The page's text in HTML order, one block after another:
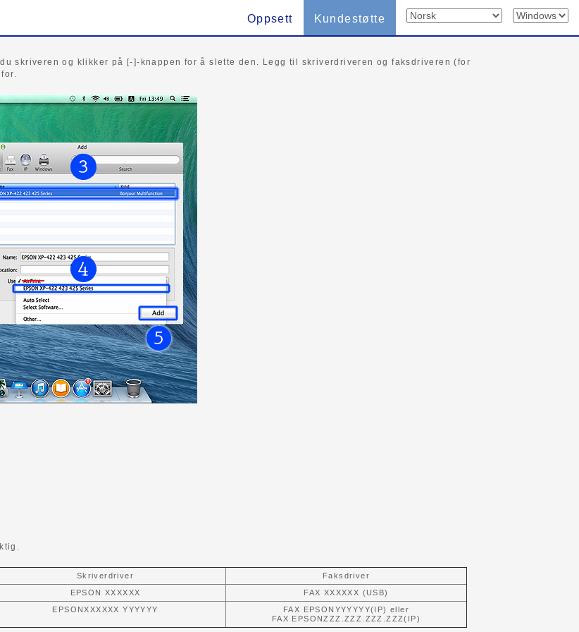
Oppsett Kundestøtte
skriveren og klikker på [-]-knappen for å slette den. Legg til skriverdriveren og faksdriveren (for
Skriverdriver
Faksdriver
EPSON XXXXXX
FAX XXXXXX (USB)
EPSONXXXXXX YYYYYY
FAX EPSONYYYYYY(IP) eller
FAX EPSONZZZ.ZZZ.ZZZ.ZZZ(IP)